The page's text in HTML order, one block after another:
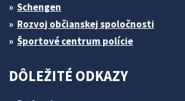
Schengen
Rozvoj občianskej spoločnosti
Športové centrum polície
DÔLEŽITÉ ODKAZY